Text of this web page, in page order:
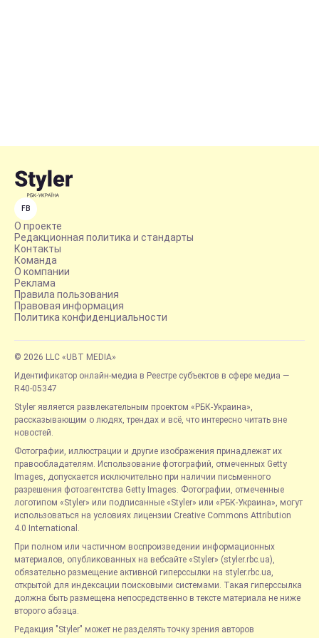
FB
О проекте
Редакционная политика и стандарты
Контакты
Команда
О компании
Реклама
Правила пользования
Правовая информация
Политика конфиденциальности
© 2026 LLC «UBT MEDIA»
Идентификатор онлайн-медиа в Реестре субъектов в сфере медиа —
R40-05347
Styler является развлекательным проектом «РБК-Украина»,
рассказывающим о людях, трендах и всё, что интересно читать вне
новостей.
Фотографии, иллюстрации и другие изображения принадлежат их
правообладателям. Использование фотографий, отмеченных Getty
Images, допускается исключительно при наличии письменного
разрешения фотоагентства Getty Images. Фотографии, отмеченные
логотипом «Styler» или подписанные «Styler» или «РБК-Украина», могут
использоваться на условиях лицензии Creative Commons Attribution
4.0 International.
При полном или частичном воспроизведении информационных
материалов, опубликованных на вебсайте «Styler» (styler.rbc.ua),
обязательно размещение активной гиперссылки на styler.rbc.ua,
открытой для индексации поисковыми системами. Такая гиперссылка
должна быть размещена непосредственно в тексте материала не ниже
второго абзаца.
Редакция "Styler" может не разделять точку зрения авторов